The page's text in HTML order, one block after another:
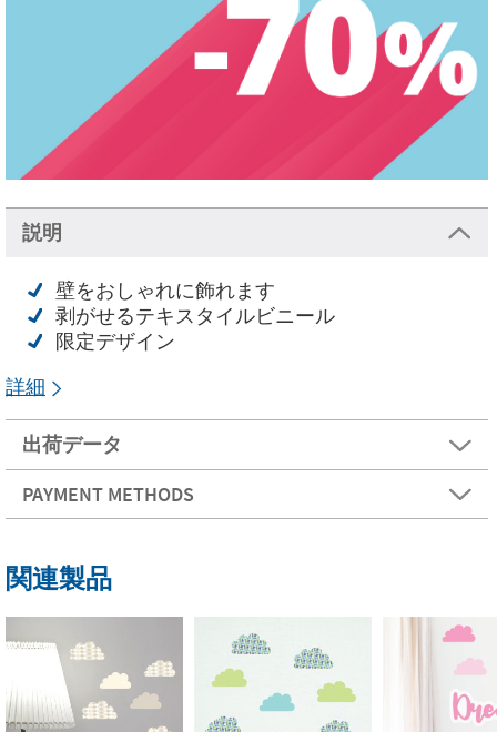
説明
壁をおしゃれに飾れます
剥がせるテキスタイルビニール
限定デザイン
詳細
出荷データ
PAYMENT METHODS
関連製品